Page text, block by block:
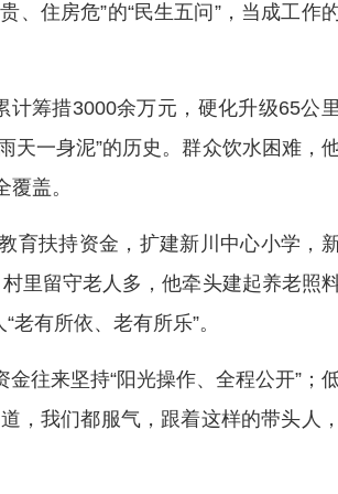
、住房危”的“民生五问”，当成工作
计筹措3000余万元，硬化升级65公
天一身泥”的历史。群众饮水困难，
盖。
育扶持资金，扩建新川中心小学，
里留守老人多，他牵头建起养老照
有所依、老有所乐”。
往来坚持“阳光操作、全程公开”；
，我们都服气，跟着这样的带头人